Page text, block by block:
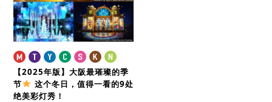
【2025年版】大阪最璀璨的季
节
这个冬日，值得一看的9处
绝美彩灯秀！